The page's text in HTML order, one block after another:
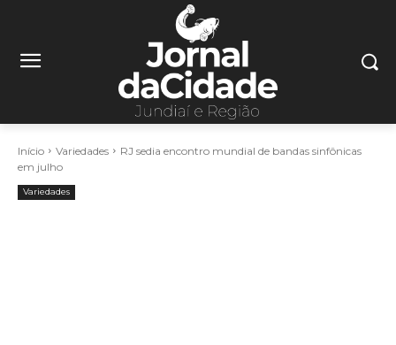
Início Variedades
RJ sedia encontro mundial de bandas sinfônicas
em julho
Variedades